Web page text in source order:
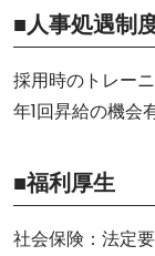
■人事処遇制
採用時のトレー
年1回昇給の機会
■福利厚生
社会保険：法定